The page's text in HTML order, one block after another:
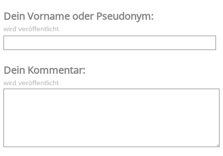
Dein Vorname oder Pseudonym:
wird veröffentlicht
Dein Kommentar:
wird veröffentlicht